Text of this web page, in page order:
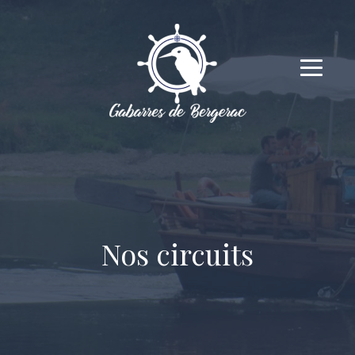
Nos circuits